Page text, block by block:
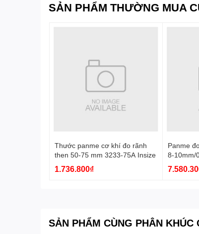
SẢN PHẨM THƯỜNG MUA
Thước panme cơ khí đo rãnh
then 50-75 mm 3233-75A Insize
1.736.800₫
Panme
8-10mm/
Insize
SẢN PHẨM CÙNG PHÂN KHÚC